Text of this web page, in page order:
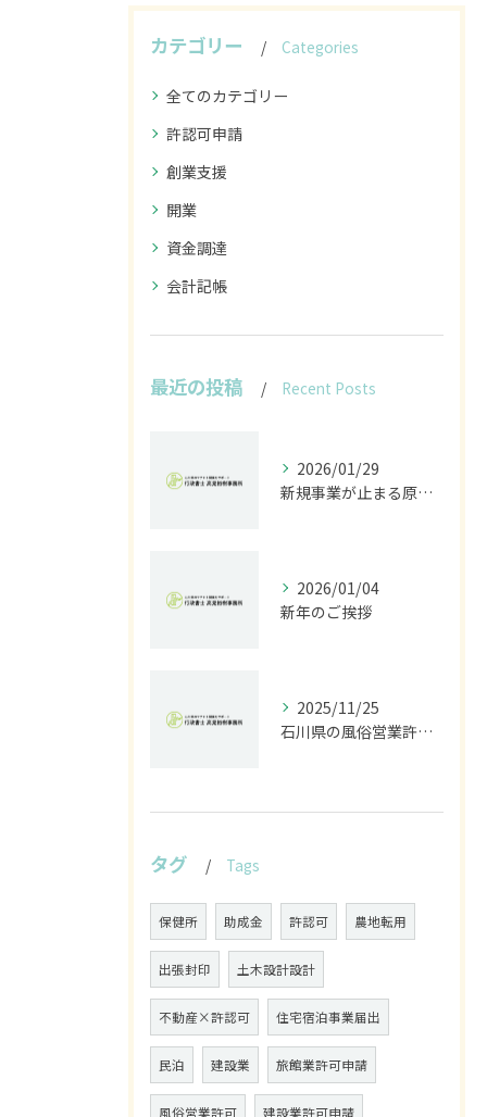
カテゴリー Categories
全てのカテゴリー
許認可申請
創業支援
開業
資金調達
会計記帳
最近の投稿 Recent Posts
2026/01/29
新規事業が止まる原因は法規制｜開発前に行うべきリスク診断とは
2026/01/04
新年のご挨拶
2025/11/25
石川県の風俗営業許可なら行政書士高見裕樹事務所｜金沢・野々市・白山対応｜警察事前相談から図面作成まで
タグ Tags
保健所 助成金 許認可 農地転用
出張封印 土木設計設計
不動産×許認可 住宅宿泊事業届出
民泊 建設業 旅館業許可申請
風俗営業許可 建設業許可申請